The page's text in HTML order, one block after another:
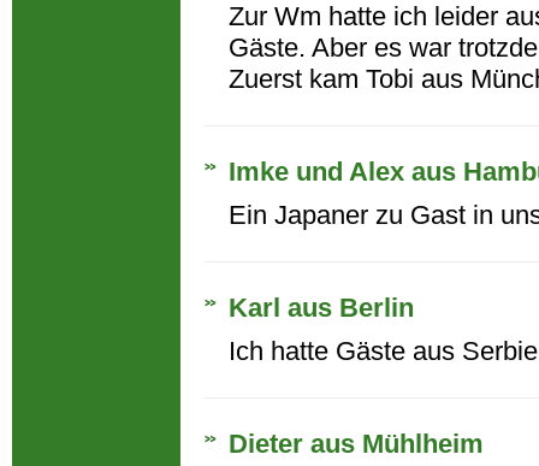
Zur Wm hatte ich leider
Gäste. Aber es war
Zuerst kam Tobi aus
Imke und Alex aus
Ein Japaner zu Gast in
Karl aus Berlin
Ich hatte Gäste aus
Dieter aus Mühlheim